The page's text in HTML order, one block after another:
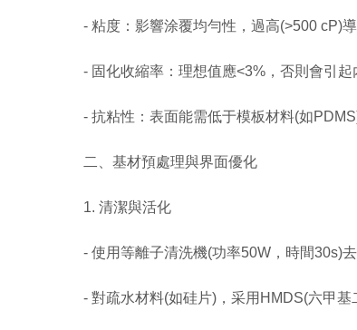
- 粘度：影響涂覆均勻性，過高(>500 cP)導
- 固化收縮率：理想值應<3%，否則會引起
- 抗粘性：表面能需低于模板材料(如PDMS)
二、基材預處理與界面優化
1. 清潔與活化
- 使用等離子清洗機(功率50W，時間30s)去
- 對疏水材料(如硅片)，采用HMDS(六甲基